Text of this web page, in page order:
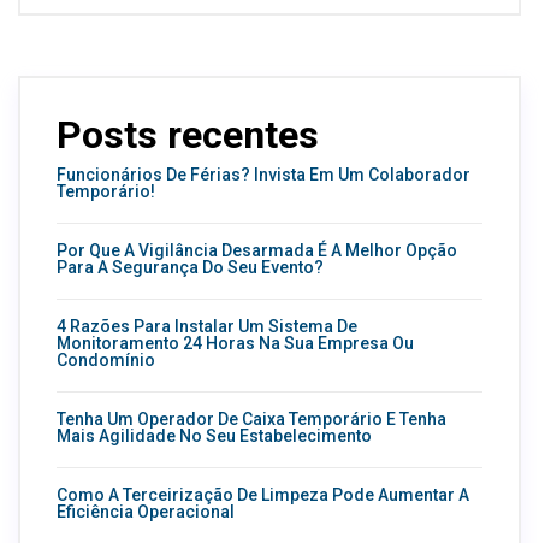
Posts recentes
Funcionários De Férias? Invista Em Um Colaborador
Temporário!
Por Que A Vigilância Desarmada É A Melhor Opção
Para A Segurança Do Seu Evento?
4 Razões Para Instalar Um Sistema De
Monitoramento 24 Horas Na Sua Empresa Ou
Condomínio
Tenha Um Operador De Caixa Temporário E Tenha
Mais Agilidade No Seu Estabelecimento
Como A Terceirização De Limpeza Pode Aumentar A
Eficiência Operacional